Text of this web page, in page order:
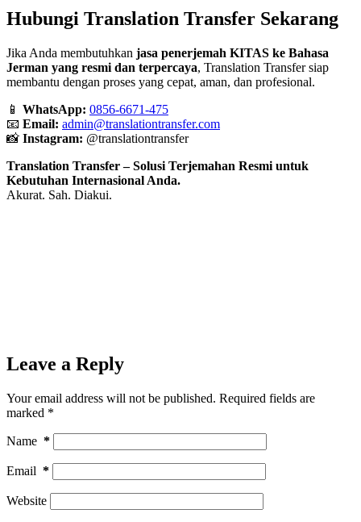
Hubungi Translation Transfer Sekarang
Jika Anda membutuhkan jasa penerjemah KITAS ke Bahasa
Jerman yang resmi dan terpercaya, Translation Transfer siap
membantu dengan proses yang cepat, aman, dan profesional.
📱 WhatsApp: 0856-6671-475
📧 Email: admin@translationtransfer.com
📸 Instagram: @translationtransfer
Translation Transfer – Solusi Terjemahan Resmi untuk
Kebutuhan Internasional Anda.
Akurat. Sah. Diakui.
Leave a Reply
Your email address will not be published. Required fields are
marked *
Name *
Email *
Website